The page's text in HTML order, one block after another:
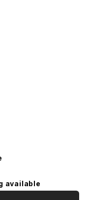
available